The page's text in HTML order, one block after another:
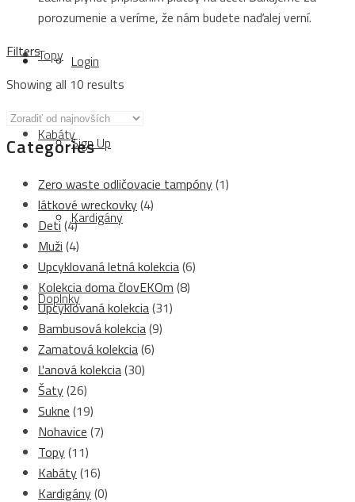
Topy
Kabáty
Kardigány
Doplnky
Login
Sign Up
porozumenie a veríme, že nám budete naďalej verní.
Filters
Showing all 10 results
Categories
Zero waste odličovacie tampóny(1)
látkové wreckovky(4)
Deti(4)
Muži (4)
Upcyklovaná letná kolekcia(6)
Kolekcia doma človEKOm (8)
Upcyklovaná kolekcia(31)
Bambusová kolekcia(9)
Zamatová kolekcia(6)
Ľanová kolekcia(30)
Šaty(26)
Sukne (19)
Nohavice (7)
Topy(11)
Kabáty(16)
Kardigány(0)